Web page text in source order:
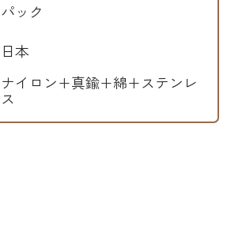
パック
日本
ナイロン+真鍮+綿+ステンレ
ス